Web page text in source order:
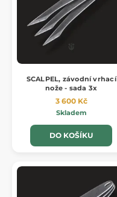
SCALPEL, závodní vrhací
nože - sada 3x
3 600 Kč
Skladem
DO KOŠÍKU